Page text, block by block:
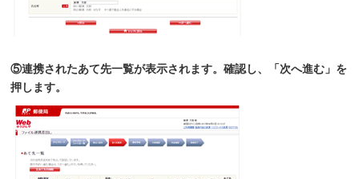
⑤連携されたあて先一覧が表示されます。確認し、「次へ進む」を
押します。